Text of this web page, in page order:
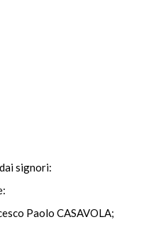
signori:
Paolo CASAVOLA;